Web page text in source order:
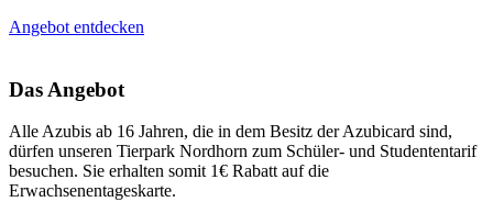
Angebot entdecken
Das Angebot
Alle Azubis ab 16 Jahren, die in dem Besitz der Azubicard sind,
dürfen unseren Tierpark Nordhorn zum Schüler- und Studententarif
besuchen. Sie erhalten somit 1€ Rabatt auf die
Erwachsenentageskarte.